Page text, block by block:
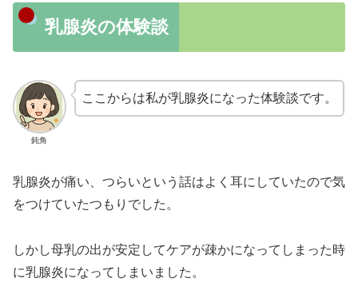
乳腺炎の体験談
鈍角
ここからは私が乳腺炎になった体験談です。
乳腺炎が痛い、つらいという話はよく耳にしていたので気
をつけていたつもりでした。
しかし母乳の出が安定してケアが疎かになってしまった時
に乳腺炎になってしまいました。